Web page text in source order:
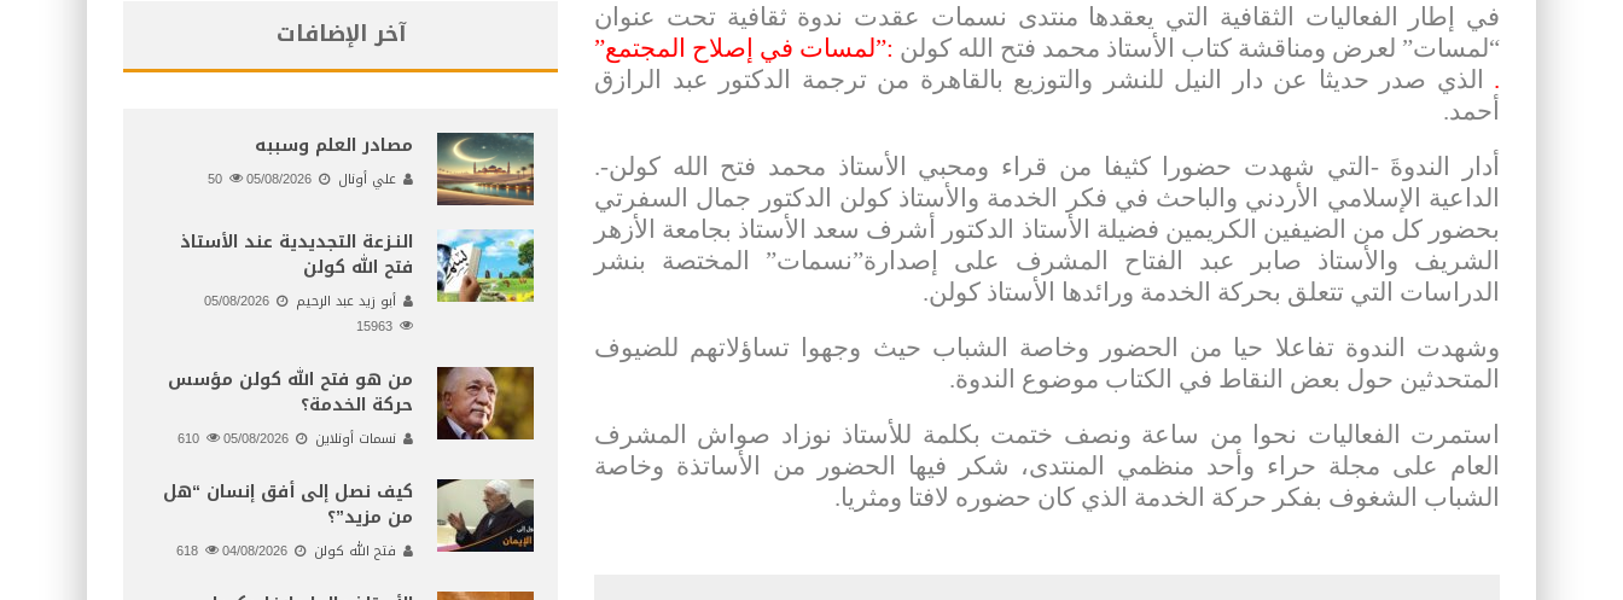
في إطار الفعاليات الثقافية التي يعقدها منتدى نسمات عقدت ندوة ثقافية تحت عنوان
“لمسات” لعرض ومناقشة كتاب الأستاذ محمد فتح الله كولن :”لمسات في إصلاح المجتمع”
. الذي صدر حديثا عن دار النيل للنشر والتوزيع بالقاهرة من ترجمة الدكتور عبد الرازق
أحمد.
أدار الندوةَ -التي شهدت حضورا كثيفا من قراء ومحبي الأستاذ محمد فتح الله كولن-.
الداعية الإسلامي الأردني والباحث في فكر الخدمة والأستاذ كولن الدكتور جمال السفرتي
بحضور كل من الضيفين الكريمين فضيلة الأستاذ الدكتور أشرف سعد الأستاذ بجامعة الأزهر
الشريف والأستاذ صابر عبد الفتاح المشرف على إصدارة”نسمات” المختصة بنشر
الدراسات التي تتعلق بحركة الخدمة ورائدها الأستاذ كولن.
وشهدت الندوة تفاعلا حيا من الحضور وخاصة الشباب حيث وجهوا تساؤلاتهم للضيوف
المتحدثين حول بعض النقاط في الكتاب موضوع الندوة.
استمرت الفعاليات نحوا من ساعة ونصف ختمت بكلمة للأستاذ نوزاد صواش المشرف
العام على مجلة حراء وأحد منظمي المنتدى، شكر فيها الحضور من الأساتذة وخاصة
الشباب الشغوف بفكر حركة الخدمة الذي كان حضوره لافتا ومثريا.
آخر الإضافات
مصادر العلم وسببه
علي أونال 05/08/2026
النـزعة التجديدية عند الأستاذ
فتح الله كولن
أبو زيد عبد الرحيم
05/08/2026
من هو فتح الله كولن مؤسس
حركة الخدمة؟
نسمات أونلاين 05/08/2026
كيف نصل إلى أفق إنسان “هل
من مزيد”؟
فتح الله كولن 04/08/2026